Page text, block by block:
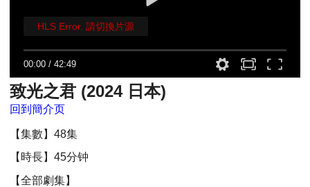
00:00 /42:49
HLS Error. 請切換片源
致光之君 (2024 日本)
回到簡介页
【集數】48集
【時長】45分钟
【全部劇集】